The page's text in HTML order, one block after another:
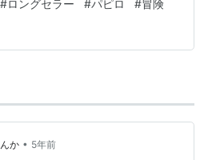
#ロングセラー #パピロ #冒険
か • 5年前